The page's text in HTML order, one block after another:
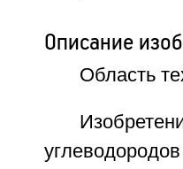
Описание
Область